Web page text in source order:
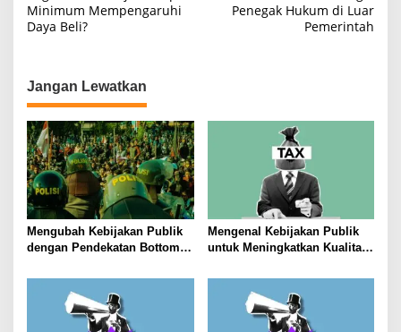
a
v
g
a
s
i
p
o
s
Minimum Mempengaruhi
Daya Beli?
Penegak Hukum di Luar
Pemerintah
Jangan Lewatkan
Mengubah Kebijakan Publik
dengan Pendekatan Bottom-
Mengenal Kebijakan Publik
untuk Meningkatkan Kualitas